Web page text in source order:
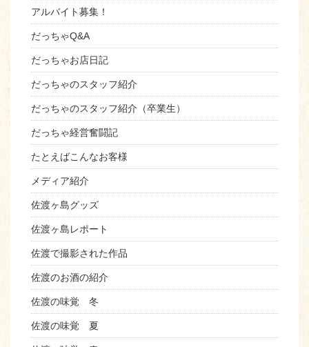
アルバイト募集！
だっちゃQ&A
だっちゃお店日記
だっちゃのスタッフ紹介
だっちゃのスタッフ紹介（卒業生）
だっちゃ経営奮闘記
たとえばこんなお客様
メディア紹介
佐渡ヶ島グッズ
佐渡ヶ島レポート
佐渡で撮影された作品
佐渡のお酒の紹介
佐渡の味覚 冬
佐渡の味覚 夏